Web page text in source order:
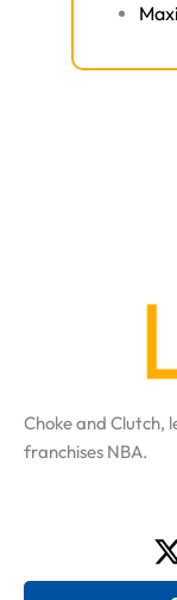
Choke and Clutch,
franchises NBA.